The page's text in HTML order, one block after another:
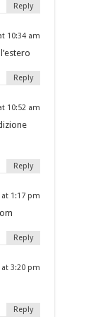
Reply
10:34 am
Reply
10:52 am
Reply
at 1:17 pm
Reply
at 3:20 pm
Reply